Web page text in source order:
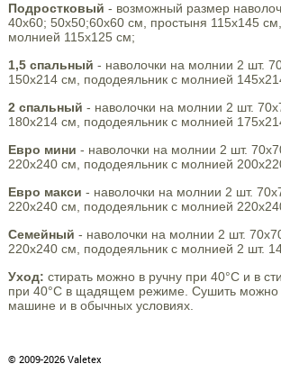
Подростковый - возможный размер
40х60; 50х50;60х60 см, простыня 115х145
молнией 115х125 см;
1,5 спальный - наволочки на молнии 2 шт.
150х214 см, пододеяльник с молнией
2 спальный - наволочки на молнии 2 шт.
180х214 см, пододеяльник с молнией
Евро мини - наволочки на молнии 2 шт.
220х240 см, пододеяльник с молнией
Евро макси - наволочки на молнии 2 шт.
220х240 см, пододеяльник с молнией
Семейный - наволочки на молнии 2 шт.
220х240 см, пододеяльник с молнией 2 шт.
Уход: стирать можно в ручну при 40°С и в
при 40°С в щадящем режиме. Сушить можно
машине и в обычных условиях.
© 2009-2026 Valetex